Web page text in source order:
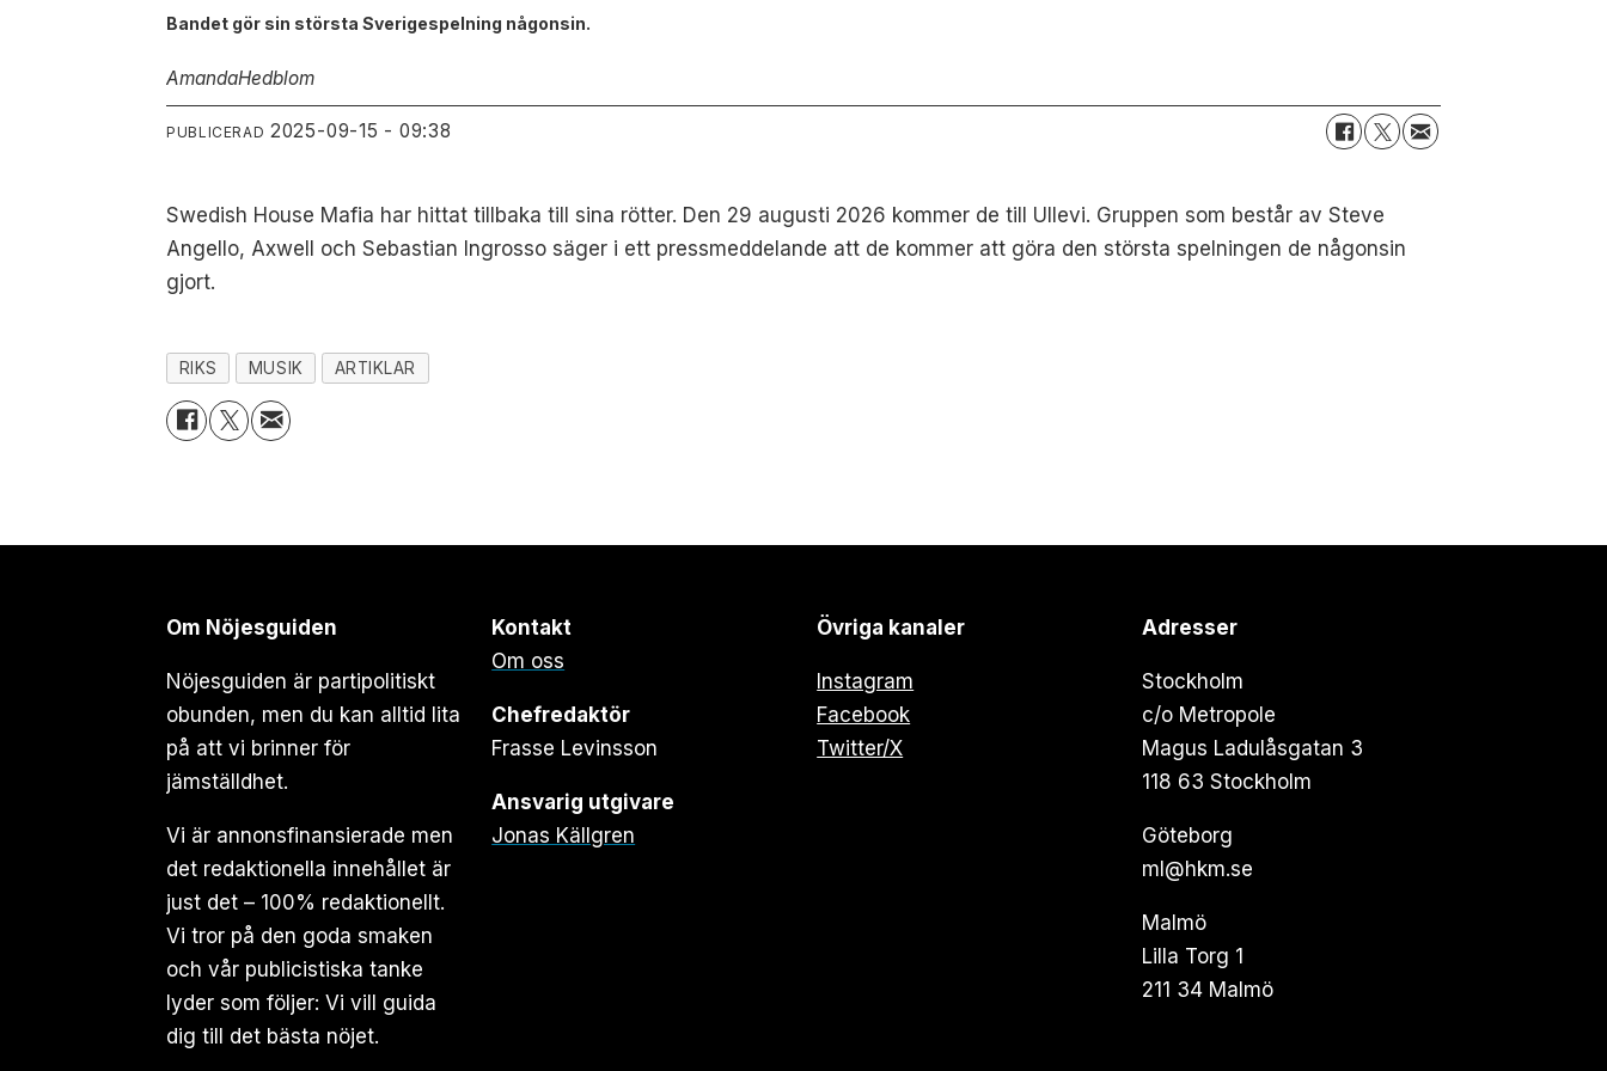
Bandet gör sin största Sverigespelning någonsin.
AmandaHedblom
PUBLICERAD 2025-09-15 - 09:38
Swedish House Mafia har hittat tillbaka till sina rötter. Den 29 augusti 2026 kommer de till Ullevi. Gruppen som består av Steve
Angello, Axwell och Sebastian Ingrosso säger i ett pressmeddelande att de kommer att göra den största spelningen de någonsin
gjort.
RIKS MUSIK ARTIKLAR
Om Nöjesguiden
Nöjesguiden är partipolitiskt
obunden, men du kan alltid lita
på att vi brinner för
jämställdhet.
Vi är annonsfinansierade men
det redaktionella innehållet är
just det – 100% redaktionellt.
Vi tror på den goda smaken
och vår publicistiska tanke
lyder som följer: Vi vill guida
dig till det bästa nöjet.
Kontakt
Om oss
Chefredaktör
Frasse Levinsson
Ansvarig utgivare
Jonas Källgren
Övriga kanaler
Instagram
Facebook
Twitter/X
Adresser
Stockholm
c/o Metropole
Magus Ladulåsgatan 3
118 63 Stockholm
Göteborg
ml@hkm.se
Malmö
Lilla Torg 1
211 34 Malmö